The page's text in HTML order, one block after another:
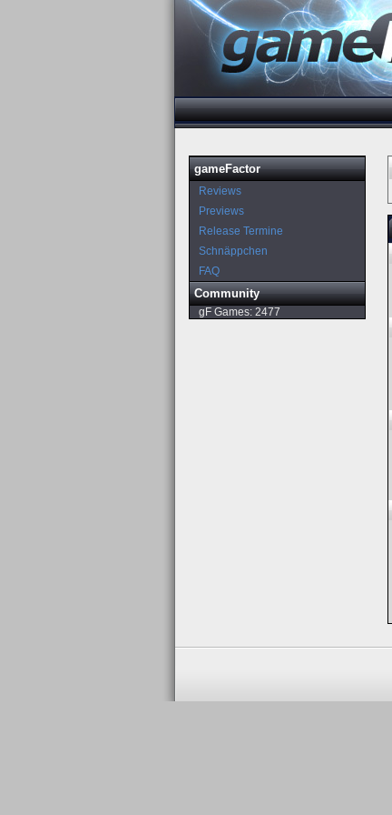
gameFactor
Reviews
Previews
Release Termine
Schnäppchen
FAQ
Community
gF Games: 2477